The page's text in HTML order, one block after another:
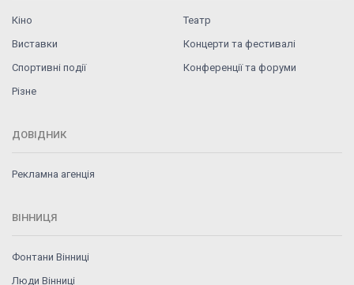
Кіно
Театр
Виставки
Концерти та фестивалі
Спортивні події
Конференції та форуми
Різне
ДОВІДНИК
Рекламна агенція
ВІННИЦЯ
Фонтани Вінниці
Люди Вінниці